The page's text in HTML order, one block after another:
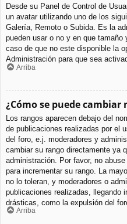
Desde su Panel de Control de
un avatar utilizando uno de los
Galería, Remoto o Subida. Es la
pueden usar o no y en que
caso de que no este disponible la
Administración para que sea
Arriba
¿Cómo se puede cambiar
Los rangos aparecen debajo del
de publicaciones realizadas por el
del foro, e.j. moderadores y
cambiar su rango directamente ya
administración. Por favor, no
para incrementar su rango. La
no lo toleran, y moderadores o
publicaciones realizadas, llegando
drásticas, como la expulsión del
Arriba